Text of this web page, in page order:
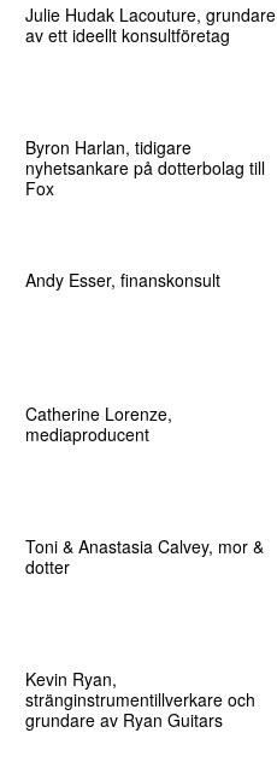
Julie Hudak Lacouture, grundare
av ett ideellt konsultföretag
Byron Harlan, tidigare
nyhetsankare på dotterbolag till
Fox
Andy Esser, finanskonsult
Catherine Lorenze,
mediaproducent
Toni & Anastasia Calvey, mor &
dotter
Kevin Ryan,
stränginstrumentillverkare och
grundare av Ryan Guitars